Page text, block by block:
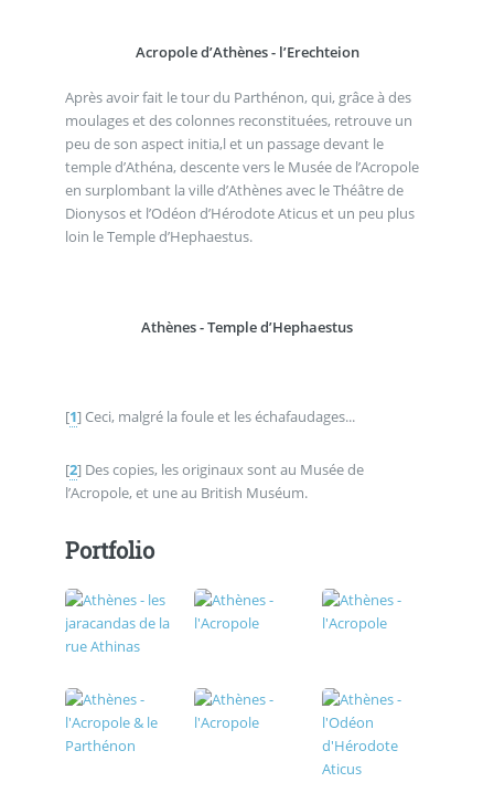
Acropole d’Athènes - l’Erechteion
Après avoir fait le tour du Parthénon, qui, grâce à des
moulages et des colonnes reconstituées, retrouve un
peu de son aspect initia,l et un passage devant le
temple d’Athéna, descente vers le Musée de l’Acropole
en surplombant la ville d’Athènes avec le Théâtre de
Dionysos et l’Odéon d’Hérodote Aticus et un peu plus
loin le Temple d’Hephaestus.
Athènes - Temple d’Hephaestus
[1] Ceci, malgré la foule et les échafaudages...
[2] Des copies, les originaux sont au Musée de
l’Acropole, et une au British Muséum.
Portfolio